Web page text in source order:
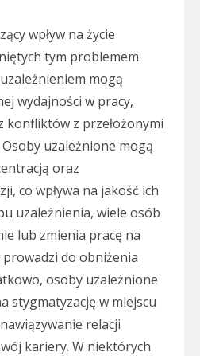
wpływ na życie
tym problemem.
mogą
wydajności w pracy,
konfliktów z przełożonymi
uzależnione mogą
oraz
co wpływa na jakość ich
uzależnienia, wiele osób
lub zmienia pracę na
prowadzi do obniżenia
osoby uzależnione
stygmatyzację w miejscu
relacji
kariery. W niektórych